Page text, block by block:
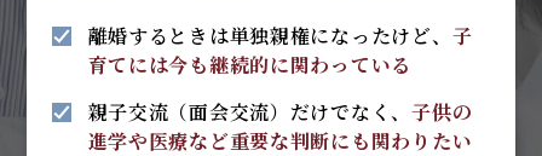
離婚するときは単独親権になったけど、 子
育てには今も継続的に関わっている
親子交流（面会交流）だけでなく、子供の
進学や医療など重要な判断にも関わりたい